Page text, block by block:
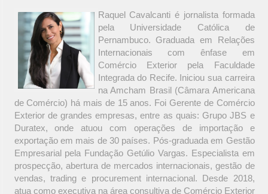
Raquel Cavalcanti é jornalista formada
pela Universidade Católica de
Pernambuco. Graduada em Relações
Internacionais com ênfase em
Comércio Exterior pela Faculdade
Integrada do Recife. Iniciou sua carreira
na Amcham Brasil (Câmara Americana
de Comércio) há mais de 15 anos. Foi Gerente de Comércio
Exterior de grandes empresas, entre as quais: Grupo JBS e
Duratex, onde atuou com operações de importação e
exportação em mais de 30 países. Pós-graduada em Gestão
Empresarial pela Fundação Getúlio Vargas. Especialista em
prospecção, abertura de mercados internacionais, gestão de
vendas, trading e procurement internacional. Desde 2018,
atua como executiva na área consultiva de Comércio Exterior